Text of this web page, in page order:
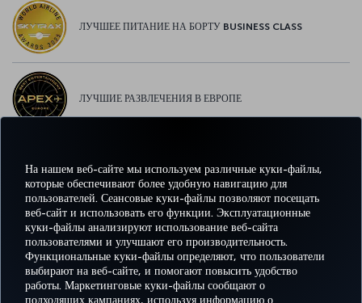
На нашем веб-сайте мы используем различные куки-файлы,
которые обеспечивают более удобную навигацию для
пользователей. Сеансовые куки-файлы позволяют посещать
веб-сайт и использовать его функции. Эксплуатационные
куки-файлы анализируют использование веб-сайта
пользователями и улучшают его производительность.
Функциональные куки-файлы определяют, что пользователи
выбирают на веб-сайте, и помогают повысить удобство
работы. Маркетинговые куки-файлы сообщают о
подходящих кампаниях, используя информацию о
ЛУЧШЕЕ ПИТАНИЕ НА БОРТУ BUSINESS CLASS
ЛУЧШИЕ РАЗВЛЕЧЕНИЯ В ЕВРОПЕ
ЛУЧШИЙ WI-FI В ЕВРОПЕ
Facebook
TwitterInstagram
YouTubeLinkedIn
TikTokБлогPinterest
БРОНИРУЙТЕ И ПРЕДЛОЖЕНИЯ